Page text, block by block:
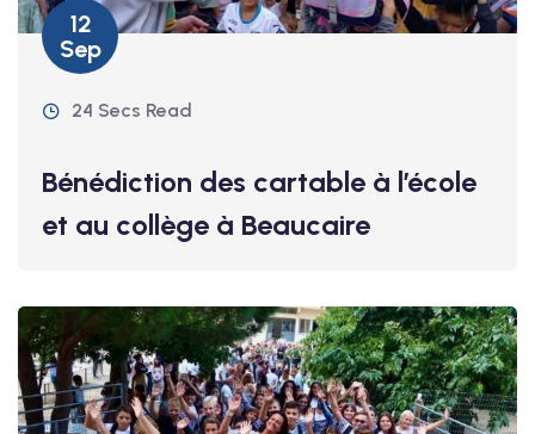
12
Sep
24 Secs Read
Bénédiction des cartable à l’école
et au collège à Beaucaire